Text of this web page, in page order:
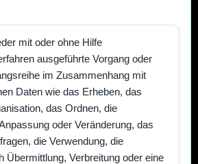
mit oder ohne Hilfe
ausgeführte Vorgang oder
im Zusammenhang mit
Daten wie das Erheben, das
das Ordnen, die
oder Veränderung, das
die Verwendung, die
Übermittlung, Verbreitung oder eine